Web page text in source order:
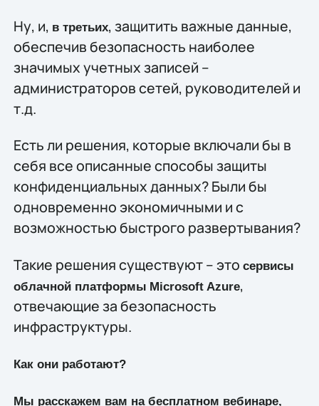
Ну, и, в третьих, защитить важные данные,
обеспечив безопасность наиболее
значимых учетных записей –
администраторов сетей, руководителей и
т.д.
Есть ли решения, которые включали бы в
себя все описанные способы защиты
конфиденциальных данных? Были бы
одновременно экономичными и с
возможностью быстрого развертывания?
Такие решения существуют – это сервисы
облачной платформы Microsoft Azure,
отвечающие за безопасность
инфраструктуры.
Как они работают?
Мы расскажем вам на бесплатном вебинаре,